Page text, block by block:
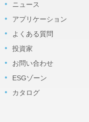
ニュース
アプリケーション
よくある質問
投資家
お問い合わせ
ESGゾーン
カタログ